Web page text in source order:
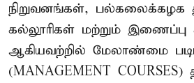
நிறுவனங்கள், பல்கலைக்கழக
கல்லூரிகள் மற்றும் இணைப்பு
ஆகியவற்றில் மேலாண்மை
(MANAGEMENT COURSES)